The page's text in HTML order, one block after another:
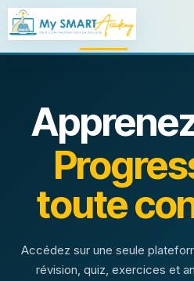
SE RENDRE AU CONTENU
toute
Accédez sur une seule
révision, quiz, exercices et